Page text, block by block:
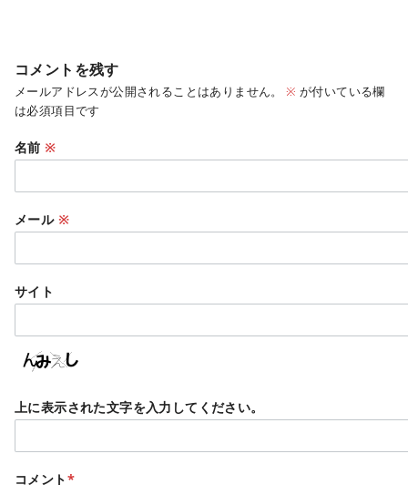
コメントを残す
メールアドレスが公開されることはありません。 ※ が付いている欄
は必須項目です
名前※
メール ※
サイト
上に表示された文字を入力してください。
コメント*